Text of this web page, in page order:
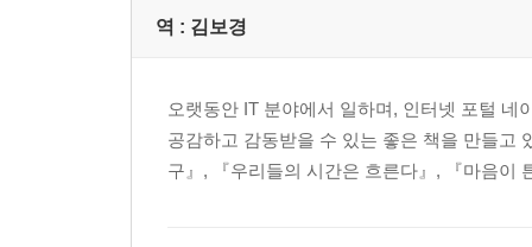
역 : 김보경
오랫동안 IT 분야에서 일하며, 인터넷 포털 네
공감하고 감동받을 수 있는 좋은 책을 만들고
구』, 『우리들의 시간은 흐른다』, 『마음이